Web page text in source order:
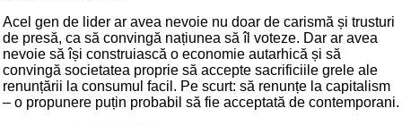
Acel gen de lider ar avea nevoie nu doar de carismă și trusturi
de presă, ca să convingă națiunea să îl voteze. Dar ar avea
nevoie să își construiască o economie autarhică și să
convingă societatea proprie să accepte sacrificiile grele ale
renunțării la consumul facil. Pe scurt: să renunțe la capitalism
– o propunere puțin probabil să fie acceptată de contemporani.